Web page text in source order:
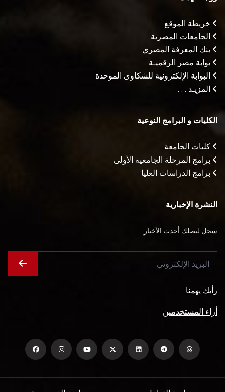
خريطة الموقع
الجامعات المصرية
بنك المعرفة المصري
بوابة مصر الرقميـة
البوابة الإلكترونية للشكاوى الموحدة
المزيـد . . .
الكليات و البرامج النوعية
كليات الجامعة
برامج المرحلة الجامعية الأولى
برامج الدراسات العليا
النشرة الإخبارية
سجل ليصلك أحدث الأخبار
رأيك يهمنا
أراء المستخدمين